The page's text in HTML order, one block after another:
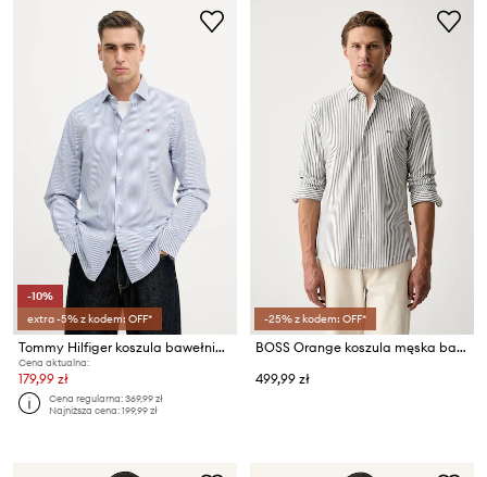
-10%
extra -5% z kodem: OFF*
Tommy Hilfiger koszula bawełniana
Cena aktualna:
179,99 zł
Cena regularna:369,99 zł
Najniższa cena:199,99 zł
-25% z kodem: OFF*
BOSS Orange koszula męska bawełniana Mysoft_2_M
499,99 zł